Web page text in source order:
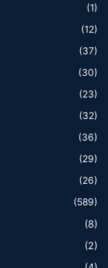
(1)
(12)
(37)
(30)
(23)
(32)
(36)
(29)
(26)
(589)
(8)
(2)